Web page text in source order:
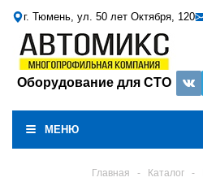
г. Тюмень, ул. 50 лет Октября, 120
Оборудование для СТО
МЕНЮ
Главная - Каталог -